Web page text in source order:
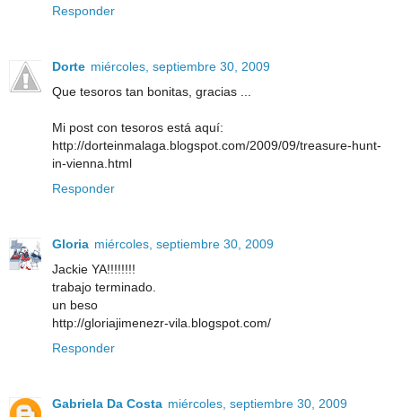
Responder
Dorte miércoles, septiembre 30, 2009
Que tesoros tan bonitas, gracias ...
Mi post con tesoros está aquí:
http://dorteinmalaga.blogspot.com/2009/09/treasure-hunt-
in-vienna.html
Responder
Gloria miércoles, septiembre 30, 2009
Jackie YA!!!!!!!!
trabajo terminado.
un beso
http://gloriajimenezr-vila.blogspot.com/
Responder
Gabriela Da Costa miércoles, septiembre 30, 2009